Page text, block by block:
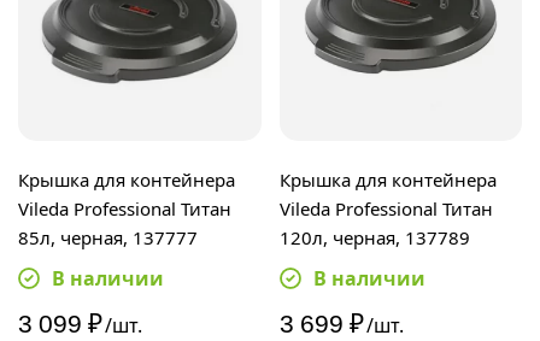
Крышка для контейнера
Vileda Professional Титан
85л, черная, 137777
В наличии
3 099 ₽/шт.
Крышка для контейнера
Vileda Professional Титан
120л, черная, 137789
В наличии
3 699 ₽/шт.